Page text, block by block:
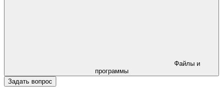
программы
Задать вопрос